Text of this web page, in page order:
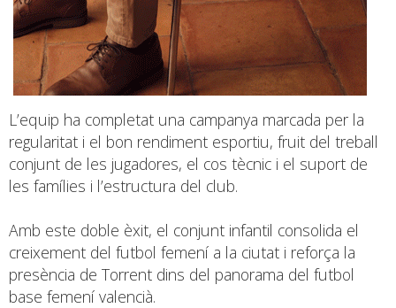
L’equip ha completat una campanya marcada per la
regularitat i el bon rendiment esportiu, fruit del treball
conjunt de les jugadores, el cos tècnic i el suport de
les famílies i l’estructura del club.
Amb este doble èxit, el conjunt infantil consolida el
creixement del futbol femení a la ciutat i reforça la
presència de Torrent dins del panorama del futbol
base femení valencià.